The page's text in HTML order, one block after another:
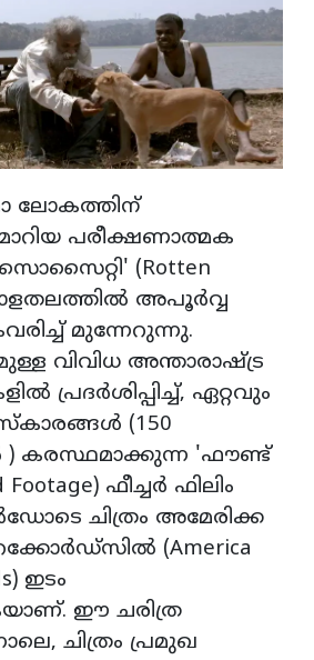
ലോകത്തിന്
പരീക്ഷണാത്മക
സൊസൈറ്റി' (Rotten
അപൂര്‍വ്വ
മുന്നേറുന്നു.
വിവിധ അന്താരാഷ്ട്ര
പ്രദര്‍ശിപ്പിച്ച്, ഏറ്റവും
(150
'ഫൗണ്ട്
ഫീച്ചര്‍ ഫിലിം
ചിത്രം അമേരിക്ക
(America
ഇടം
ഈ ചരിത്ര
ചിത്രം പ്രമുഖ